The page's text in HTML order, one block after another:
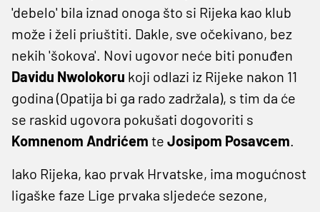
'debelo' bila iznad onoga što si Rijeka kao klub
može i želi priuštiti. Dakle, sve očekivano, bez
nekih 'šokova'. Novi ugovor neće biti ponuđen
Davidu Nwolokoru koji odlazi iz Rijeke nakon 11
godina (Opatija bi ga rado zadržala), s tim da će
se raskid ugovora pokušati dogovoriti s
Komnenom Andrićem te Josipom Posavcem.
Iako Rijeka, kao prvak Hrvatske, ima mogućnost
ligaške faze Lige prvaka sljedeće sezone,